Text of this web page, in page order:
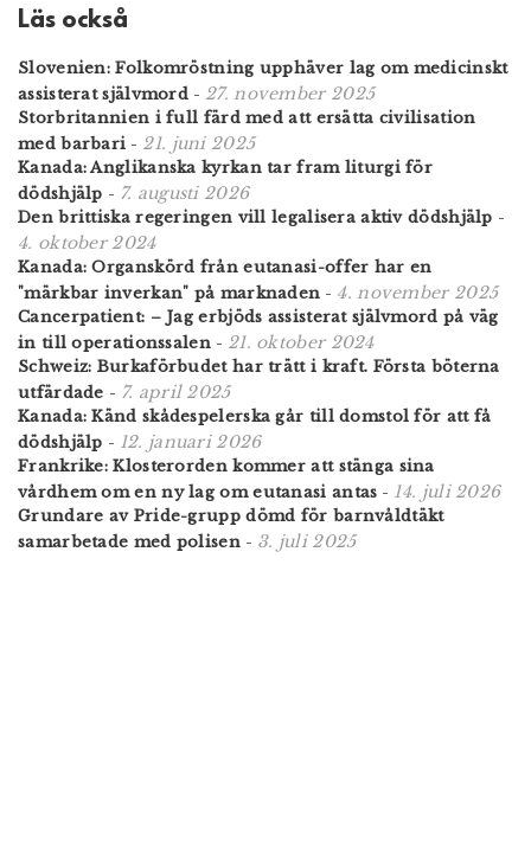
Läs också
Slovenien: Folkomröstning upphäver lag om medicinskt
assisterat självmord - 27. november 2025
Storbritannien i full färd med att ersätta civilisation
med barbari - 21. juni 2025
Kanada: Anglikanska kyrkan tar fram liturgi för
dödshjälp - 7. augusti 2026
Den brittiska regeringen vill legalisera aktiv dödshjälp -
4. oktober 2024
Kanada: Organskörd från eutanasi-offer har en
"märkbar inverkan" på marknaden - 4. november 2025
Cancerpatient: – Jag erbjöds assisterat självmord på väg
in till operationssalen- 21. oktober 2024
Schweiz: Burkaförbudet har trätt i kraft. Första böterna
utfärdade - 7. april 2025
Kanada: Känd skådespelerska går till domstol för att få
dödshjälp - 12. januari 2026
Frankrike: Klosterorden kommer att stänga sina
vårdhem om en ny lag om eutanasi antas - 14. juli 2026
Grundare av Pride-grupp dömd för barnvåldtäkt
samarbetade med polisen- 3. juli 2025